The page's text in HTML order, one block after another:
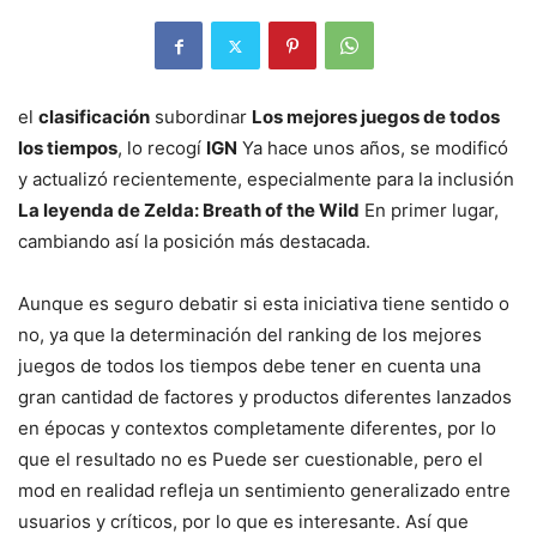
el clasificación subordinar Los mejores juegos de todos
los tiempos, lo recogí IGN Ya hace unos años, se modificó
y actualizó recientemente, especialmente para la inclusión
La leyenda de Zelda: Breath of the Wild En primer lugar,
cambiando así la posición más destacada.
Aunque es seguro debatir si esta iniciativa tiene sentido o
no, ya que la determinación del ranking de los mejores
juegos de todos los tiempos debe tener en cuenta una
gran cantidad de factores y productos diferentes lanzados
en épocas y contextos completamente diferentes, por lo
que el resultado no es Puede ser cuestionable, pero el
mod en realidad refleja un sentimiento generalizado entre
usuarios y críticos, por lo que es interesante. Así que